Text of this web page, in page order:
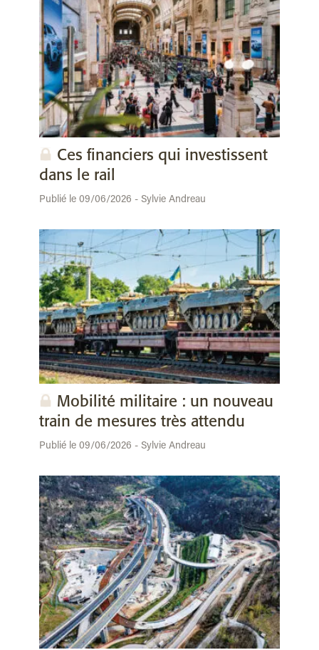
Ces financiers qui investissent
dans le rail
Publié le 09/06/2026 - Sylvie Andreau
Mobilité militaire : un nouveau
train de mesures très attendu
Publié le 09/06/2026 - Sylvie Andreau